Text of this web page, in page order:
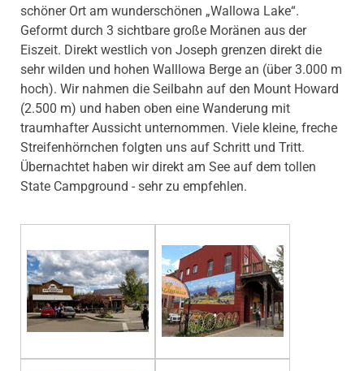
schöner Ort am wunderschönen „Wallowa Lake“.
Geformt durch 3 sichtbare große Moränen aus der
Eiszeit. Direkt westlich von Joseph grenzen direkt die
sehr wilden und hohen Walllowa Berge an (über 3.000 m
hoch). Wir nahmen die Seilbahn auf den Mount Howard
(2.500 m) und haben oben eine Wanderung mit
traumhafter Aussicht unternommen. Viele kleine, freche
Streifenhörnchen folgten uns auf Schritt und Tritt.
Übernachtet haben wir direkt am See auf dem tollen
State Campground - sehr zu empfehlen.